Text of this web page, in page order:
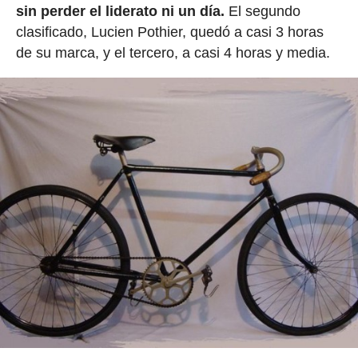
sin perder el liderato ni un día. El segundo
clasificado, Lucien Pothier, quedó a casi 3 horas
de su marca, y el tercero, a casi 4 horas y media.